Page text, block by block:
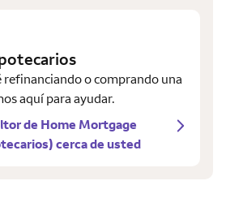
refinanciando o comprando una
aquí para ayudar.
de Home Mortgage
cerca de usted